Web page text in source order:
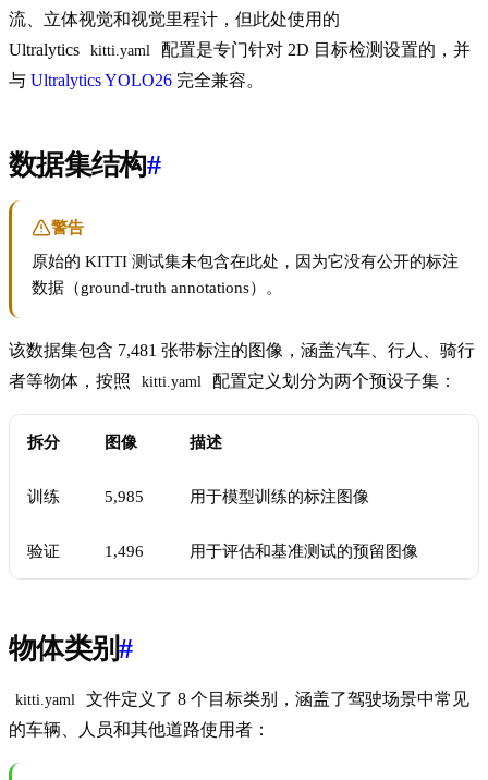
流、立体视觉和视觉里程计，但此处使用的
Ultralytics
kitti.yaml
配置是专门针对 2D 目标检测设置的，并
与 Ultralytics YOLO26 完全兼容。
数据集结构#
警告
原始的 KITTI 测试集未包含在此处，因为它没有公开的标注
数据（ground-truth annotations）。
该数据集包含 7,481 张带标注的图像，涵盖汽车、行人、骑行
者等物体，按照
kitti.yaml 配置定义划分为两个预设子集：
拆分 图像 描述
训练 5,985 用于模型训练的标注图像
验证 1,496 用于评估和基准测试的预留图像
物体类别#
kitti.yaml
文件定义了 8 个目标类别，涵盖了驾驶场景中常见
的车辆、人员和其他道路使用者：